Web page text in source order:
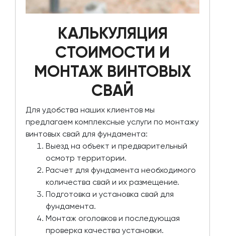
КАЛЬКУЛЯЦИЯ
СТОИМОСТИ И
МОНТАЖ ВИНТОВЫХ
СВАЙ
Для удобства наших клиентов мы
предлагаем комплексные услуги по монтажу
винтовых свай для фундамента:
Выезд на объект и предварительный
осмотр территории.
Расчет для фундамента необходимого
количества свай и их размещение.
Подготовка и установка свай для
фундамента.
Монтаж оголовков и последующая
проверка качества установки.